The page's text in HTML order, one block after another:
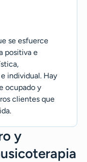
se esfuerce
positiva e
individual. Hay
ocupado y
clientes que
y